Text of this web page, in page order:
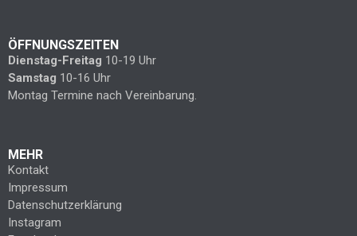
ÖFFNUNGSZEITEN
Dienstag-Freitag 10-19 Uhr
Samstag 10-16 Uhr
Montag Termine nach Vereinbarung.
MEHR
Kontakt
Impressum
Datenschutzerklärung
Instagram